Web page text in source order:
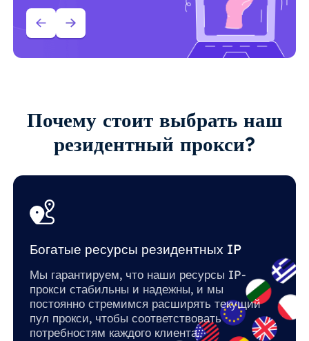
Почему стоит выбрать наш
резидентный прокси?
Богатые ресурсы резидентных IP
Мы гарантируем, что наши ресурсы IP-
прокси стабильны и надежны, и мы
постоянно стремимся расширять текущий
пул прокси, чтобы соответствовать
потребностям каждого клиента.